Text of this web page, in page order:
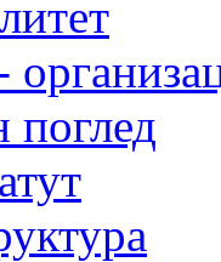
поглед